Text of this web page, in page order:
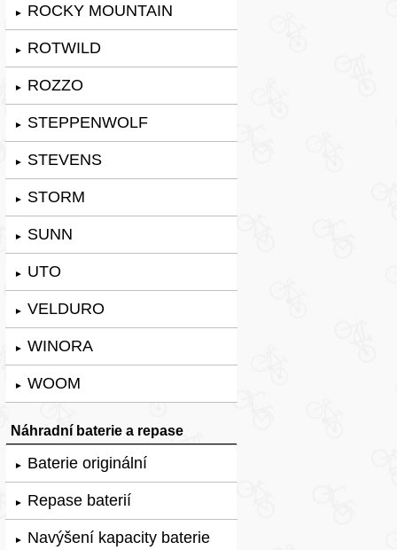
► ROCKY MOUNTAIN
► ROTWILD
► ROZZO
► STEPPENWOLF
► STEVENS
► STORM
► SUNN
► UTO
► VELDURO
► WINORA
► WOOM
Náhradní baterie a repase
► Baterie originální
► Repase baterií
► Navýšení kapacity baterie